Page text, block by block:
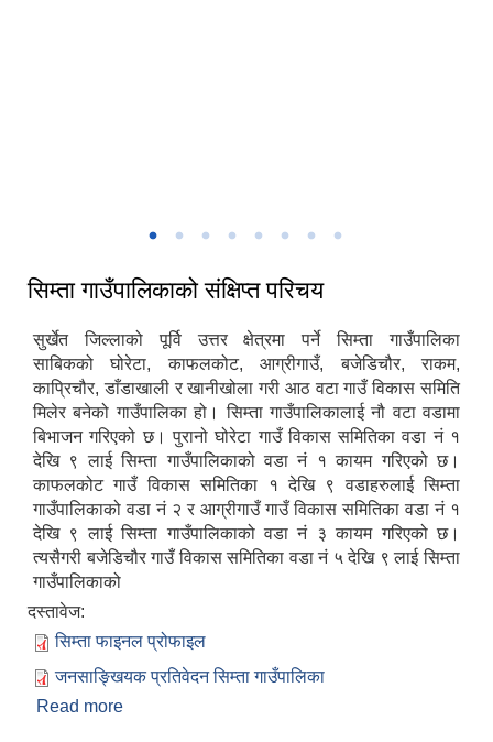
सिम्ता गाउँपालिकाको संक्षिप्त परिचय
सुर्खेत जिल्लाको पूर्वि उत्तर क्षेत्रमा पर्ने सिम्ता गाउँपालिका
साबिकको घोरेटा, काफलकोट, आग्रीगाउँ, बजेडिचौर, राकम,
काप्रिचौर, डाँडाखाली र खानीखोला गरी आठ वटा गाउँ विकास समिति
मिलेर बनेको गाउँपालिका हो। सिम्ता गाउँपालिकालाई नौ वटा वडामा
बिभाजन गरिएको छ। पुरानो घोरेटा गाउँ विकास समितिका वडा नं १
देखि ९ लाई सिम्ता गाउँपालिकाको वडा नं १ कायम गरिएको छ।
काफलकोट गाउँ विकास समितिका १ देखि ९ वडाहरुलाई सिम्ता
गाउँपालिकाको वडा नं २ र आग्रीगाउँ गाउँ विकास समितिका वडा नं १
देखि ९ लाई सिम्ता गाउँपालिकाको वडा नं ३ कायम गरिएको छ।
त्यसैगरी बजेडिचौर गाउँ विकास समितिका वडा नं ५ देखि ९ लाई सिम्ता
गाउँपालिकाको
दस्तावेज:
सिम्ता फाइनल प्रोफाइल
जनसाङ्खियक प्रतिवेदन सिम्ता गाउँपालिका
Read more